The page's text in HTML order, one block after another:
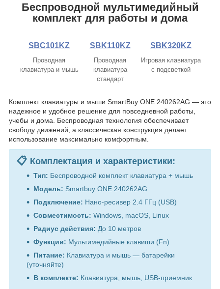
Беспроводной мультимедийный
комплект для работы и дома
SBC101KZ
Проводная
клавиатура и мышь
SBK110KZ
Проводная
клавиатура
стандарт
SBK320KZ
Игровая клавиатура
c подсветкой
Комплект клавиатуры и мыши SmartBuy ONE 240262AG — это
надежное и удобное решение для повседневной работы,
учебы и дома. Беспроводная технология обеспечивает
свободу движений, а классическая конструкция делает
использование максимально комфортным.
📋 Комплектация и характеристики:
Тип: Беспроводной комплект клавиатура + мышь
Модель: Smartbuy ONE 240262AG
Подключение: Нано-ресивер 2.4 ГГц (USB)
Совместимость: Windows, macOS, Linux
Радиус действия: До 10 метров
Функции: Мультимедийные клавиши (Fn)
Питание: Клавиатура и мышь — батарейки
(уточняйте)
В комплекте: Клавиатура, мышь, USB-приемник